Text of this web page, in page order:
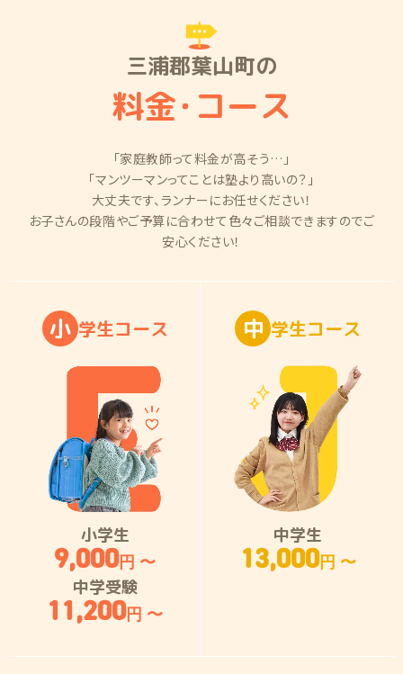
三浦郡葉山町の
料金・コース
「家庭教師って料金が高そう…」
「マンツーマンってことは塾より高いの？」
大丈夫です、ランナーにお任せください！
お子さんの段階やご予算に合わせて色々ご相談できますのでご
安心ください！
小 学生コース
小学生
9,000円 〜
中学受験
11,200円 〜
中 学生コース
中学生
13,000円 〜